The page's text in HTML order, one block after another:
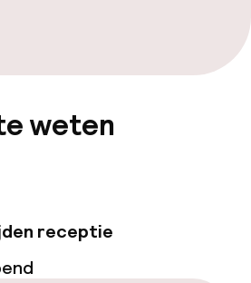
(wasmachine)
weten
receptie